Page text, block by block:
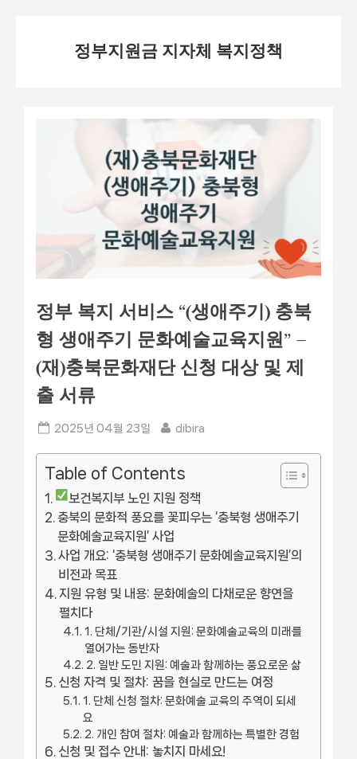
정부지원금 지자체 복지정책
정부 복지 서비스 “(생애주기) 충북
형 생애주기 문화예술교육지원” –
(재)충북문화재단 신청 대상 및 제
출 서류
Posted
2025년 04월 23일 By
dibira
Table of Contents
보건복지부 노인 지원 정책
충북의 문화적 풍요를 꽃피우는 ‘충북형 생애주기
문화예술교육지원’ 사업
사업 개요: ‘충북형 생애주기 문화예술교육지원’의
비전과 목표
지원 유형 및 내용: 문화예술의 다채로운 향연을
펼치다
1. 단체/기관/시설 지원: 문화예술교육의 미래를
열어가는 동반자
2. 일반 도민 지원: 예술과 함께하는 풍요로운 삶
신청 자격 및 절차: 꿈을 현실로 만드는 여정
1. 단체 신청 절차: 문화예술 교육의 주역이 되세
요
2. 개인 참여 절차: 예술과 함께하는 특별한 경험
신청 및 접수 안내: 놓치지 마세요!